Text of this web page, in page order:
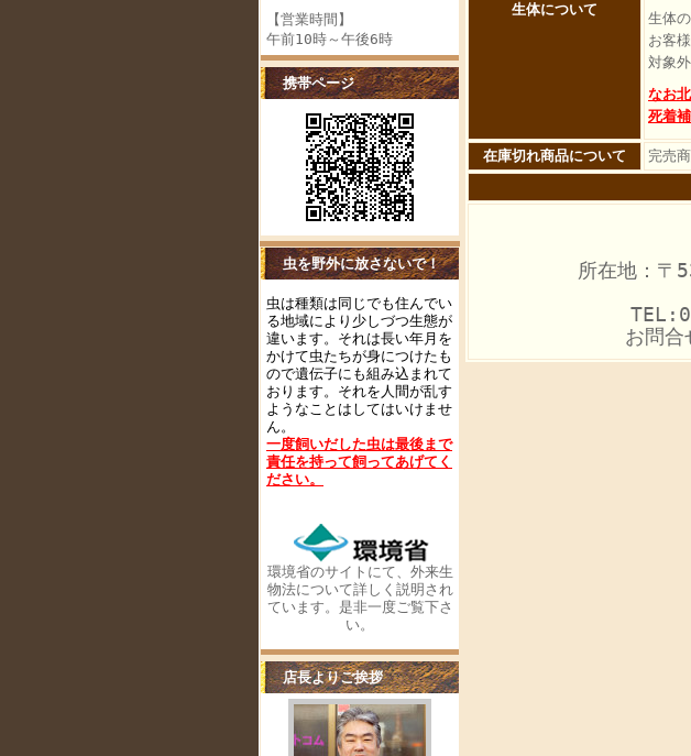
【営業時間】
午前10時～午後6時
携帯ページ
虫を野外に放さないで！
虫は種類は同じでも住んでい
る地域により少しづつ生態が
違います。それは長い年月を
かけて虫たちが身につけたも
ので遺伝子にも組み込まれて
おります。それを人間が乱す
ようなことはしてはいけませ
ん。
一度飼いだした虫は最後まで
責任を持って飼ってあげてく
ださい。
環境省のサイトにて、外来生
物法について詳しく説明され
ています。是非一度ご覧下さ
い。
店長よりご挨拶
生体について
生体
お客
対象
なお
死着
在庫切れ商品について
完売
所在地：〒
お問合